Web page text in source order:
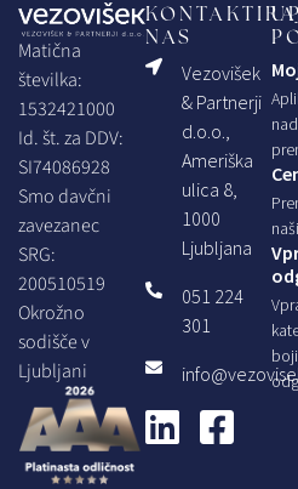
Matična
številka:
1532421000
Id. št. za DDV:
SI74086928
Smo davčni
zavezanec
SRG:
200510519
Okrožno
sodišče v
Ljubljani
NAS
Vezovišek
& Partnerji
d.o.o.,
Ameriška
ulica 8,
1000
Ljubljana
051 224
301